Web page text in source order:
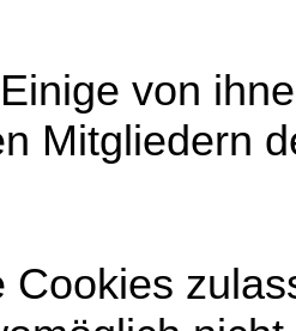
von
Mitgliedern